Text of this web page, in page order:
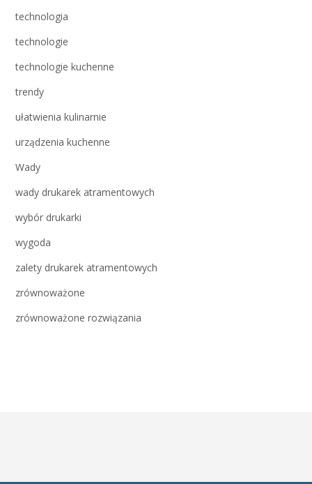
technologia
technologie
technologie kuchenne
trendy
ułatwienia kulinarnie
urządzenia kuchenne
Wady
wady drukarek atramentowych
wybór drukarki
wygoda
zalety drukarek atramentowych
zrównoważone
zrównoważone rozwiązania